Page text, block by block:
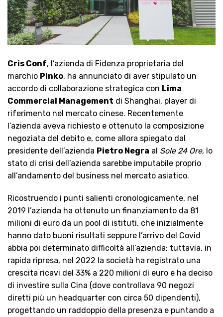
Cris Conf, l’azienda di Fidenza proprietaria del
marchio Pinko, ha annunciato di aver stipulato un
accordo di collaborazione strategica con Lima
Commercial Management di Shanghai, player di
riferimento nel mercato cinese. Recentemente
l’azienda aveva richiesto e ottenuto la composizione
negoziata del debito e, come allora spiegato dal
presidente dell’azienda Pietro Negra al Sole 24 Ore, lo
stato di crisi dell’azienda sarebbe imputabile proprio
all’andamento del business nel mercato asiatico.
Ricostruendo i punti salienti cronologicamente, nel
2019 l’azienda ha ottenuto un finanziamento da 81
milioni di euro da un pool di istituti, che inizialmente
hanno dato buoni risultati seppure l’arrivo del Covid
abbia poi determinato difficoltà all’azienda; tuttavia, in
rapida ripresa, nel 2022 la società ha registrato una
crescita ricavi del 33% a 220 milioni di euro e ha deciso
di investire sulla Cina (dove controllava 90 negozi
diretti più un headquarter con circa 50 dipendenti),
progettando un raddoppio della presenza e puntando a